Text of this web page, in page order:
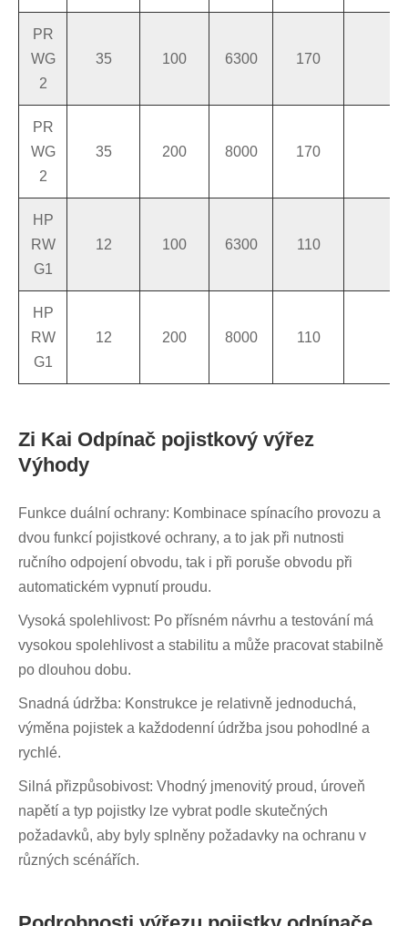
PR
WG
2
35 100 6300 170
PR
WG
2
35 200 8000 170
HP
RW
G1
12 100 6300 110
HP
RW
G1
12 200 8000 110
Zi Kai Odpínač pojistkový výřez
Výhody
Funkce duální ochrany: Kombinace spínacího provozu a
dvou funkcí pojistkové ochrany, a to jak při nutnosti
ručního odpojení obvodu, tak i při poruše obvodu při
automatickém vypnutí proudu.
Vysoká spolehlivost: Po přísném návrhu a testování má
vysokou spolehlivost a stabilitu a může pracovat stabilně
po dlouhou dobu.
Snadná údržba: Konstrukce je relativně jednoduchá,
výměna pojistek a každodenní údržba jsou pohodlné a
rychlé.
Silná přizpůsobivost: Vhodný jmenovitý proud, úroveň
napětí a typ pojistky lze vybrat podle skutečných
požadavků, aby byly splněny požadavky na ochranu v
různých scénářích.